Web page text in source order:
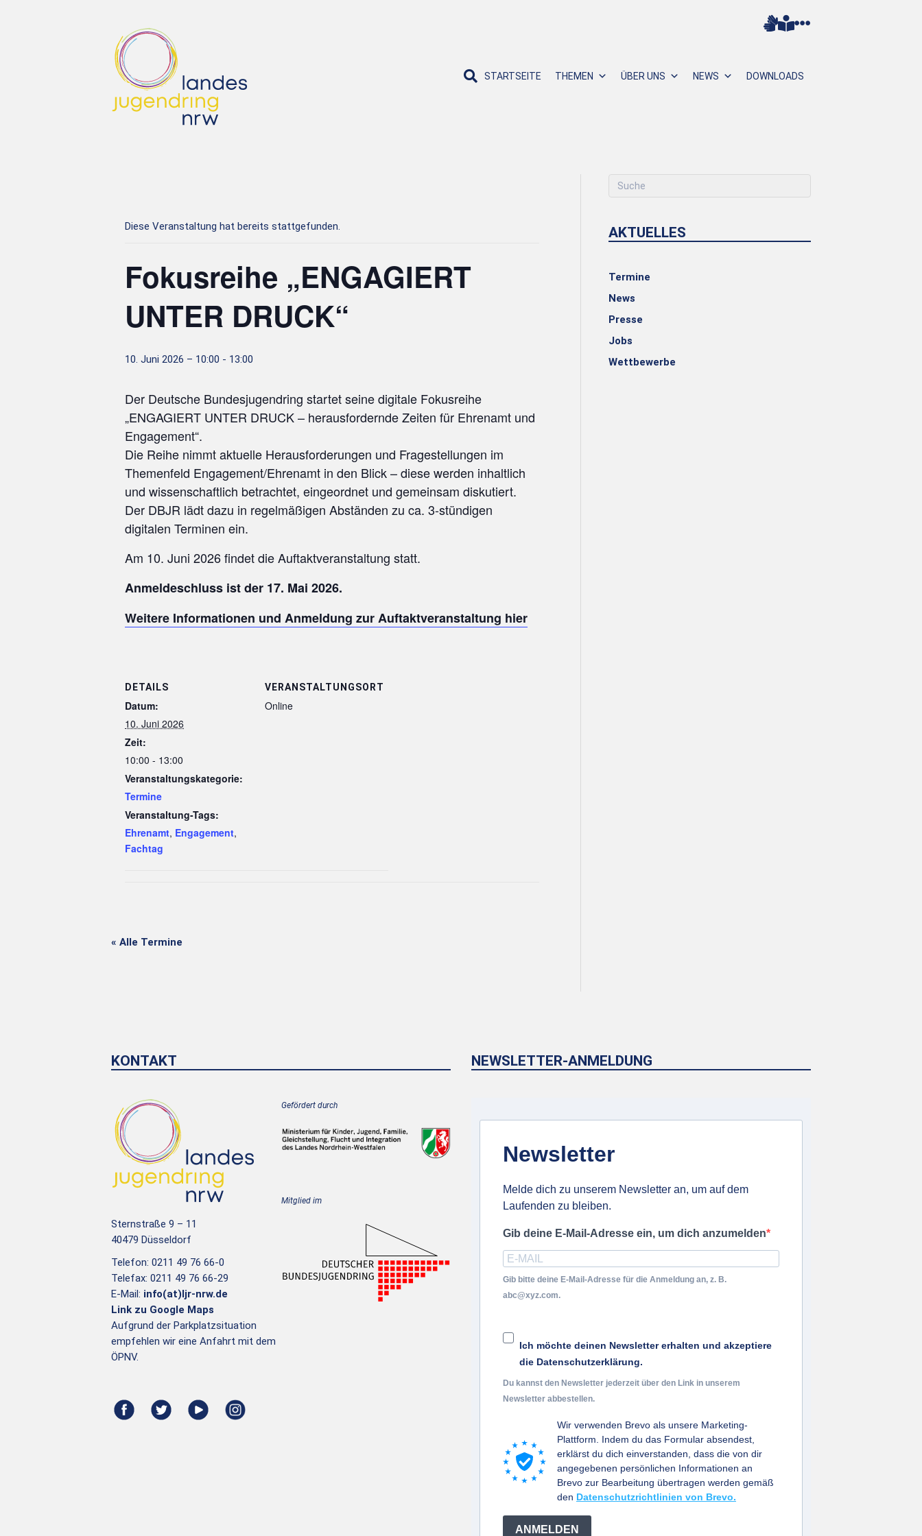
STARTSEITE THEMEN ÜBER UNS NEWS DOWNLOADS
Diese Veranstaltung hat bereits stattgefunden.
Fokusreihe „ENGAGIERT
UNTER DRUCK“
10. Juni 2026 – 10:00 - 13:00
Der Deutsche Bundesjugendring startet seine digitale Fokusreihe
„ENGAGIERT UNTER DRUCK – herausfordernde Zeiten für Ehrenamt und
Engagement“.
Die Reihe nimmt aktuelle Herausforderungen und Fragestellungen im
Themenfeld Engagement/Ehrenamt in den Blick – diese werden inhaltlich
und wissenschaftlich betrachtet, eingeordnet und gemeinsam diskutiert.
Der DBJR lädt dazu in regelmäßigen Abständen zu ca. 3-stündigen
digitalen Terminen ein.
Am 10. Juni 2026 findet die Auftaktveranstaltung statt.
Anmeldeschluss ist der 17. Mai 2026.
Weitere Informationen und Anmeldung zur Auftaktveranstaltung hier
DETAILS
Datum:
10. Juni 2026
Zeit:
10:00 - 13:00
Veranstaltungskategorie:
Termine
Veranstaltung-Tags:
Ehrenamt, Engagement,
Fachtag
VERANSTALTUNGSORT
Online
« Alle Termine
AKTUELLES
Termine
News
Presse
Jobs
Wettbewerbe
KONTAKT
Sternstraße 9 – 11
40479 Düsseldorf
Telefon: 0211 49 76 66-0
Telefax: 0211 49 76 66-29
E-Mail: info(at)ljr-nrw.de
Link zu Google Maps
Aufgrund der Parkplatzsituation
empfehlen wir eine Anfahrt mit dem
ÖPNV.
Gefördert durch
Mitglied im
NEWSLETTER-ANMELDUNG
Newsletter
Melde dich zu unserem Newsletter an, um auf dem
Laufenden zu bleiben.
Gib deine E-Mail-Adresse ein, um dich anzumelden
Gib bitte deine E-Mail-Adresse für die Anmeldung an, z. B.
abc@xyz.com.
Ich möchte deinen Newsletter erhalten und akzeptiere
die Datenschutzerklärung.
Du kannst den Newsletter jederzeit über den Link in unserem
Newsletter abbestellen.
Wir verwenden Brevo als unsere Marketing-
Plattform. Indem du das Formular absendest,
erklärst du dich einverstanden, dass die von dir
angegebenen persönlichen Informationen an
Brevo zur Bearbeitung übertragen werden gemäß
den Datenschutzrichtlinien von Brevo.
ANMELDEN